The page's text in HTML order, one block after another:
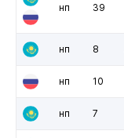
нп 39
нп 8
нп 10
нп 7